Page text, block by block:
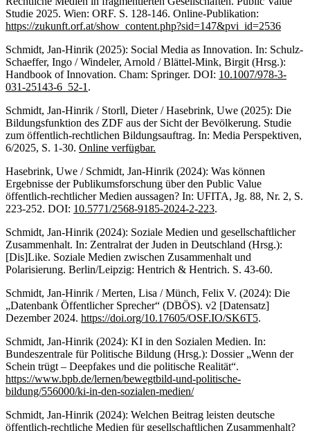
Studie 2025. Wien: ORF. S. 128-146. Online-Publikation:
https://zukunft.orf.at/show_content.php?sid=147&pvi_id=2536
Schmidt, Jan-Hinrik (2025): Social Media as Innovation. In: Schulz-
Schaeffer, Ingo / Windeler, Arnold / Blättel-Mink, Birgit (Hrsg.):
Handbook of Innovation. Cham: Springer. DOI: 10.1007/978-3-
031-25143-6_52-1 .
Schmidt, Jan-Hinrik / Storll, Dieter / Hasebrink, Uwe (2025): Die
Bildungsfunktion des ZDF aus der Sicht der Bevölkerung. Studie
zum öffentlich-rechtlichen Bildungsauftrag. In: Media Perspektiven,
6/2025, S. 1-30. Online verfügbar.
Hasebrink, Uwe / Schmidt, Jan-Hinrik (2024): Was können
Ergebnisse der Publikumsforschung über den Public Value
öffentlich-rechtlicher Medien aussagen? In: UFITA, Jg. 88, Nr. 2, S.
223-252. DOI: 10.5771/2568-9185-2024-2-223.
Schmidt, Jan-Hinrik (2024): Soziale Medien und gesellschaftlicher
Zusammenhalt. In: Zentralrat der Juden in Deutschland (Hrsg.):
[Dis]Like. Soziale Medien zwischen Zusammenhalt und
Polarisierung. Berlin/Leipzig: Hentrich & Hentrich. S. 43-60.
Schmidt, Jan-Hinrik / Merten, Lisa / Münch, Felix V. (2024): Die
„Datenbank Öffentlicher Sprecher“ (DBÖS). v2 [Datensatz]
Dezember 2024. https://doi.org/10.17605/OSF.IO/SK6T5.
Schmidt, Jan-Hinrik (2024): KI in den Sozialen Medien. In:
Bundeszentrale für Politische Bildung (Hrsg.): Dossier „Wenn der
Schein trügt – Deepfakes und die politische Realität“.
https://www.bpb.de/lernen/bewegtbild-und-politische-
bildung/556000/ki-in-den-sozialen-medien/
Schmidt, Jan-Hinrik (2024): Welchen Beitrag leisten deutsche
öffentlich-rechtliche Medien für gesellschaftlichen Zusammenhalt?